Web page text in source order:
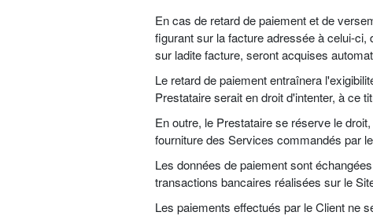
En cas de retard de paiement et de
figurant sur la facture adressée à celui-
sur ladite facture, seront acquises
Le retard de paiement entraînera
Prestataire serait en droit d'intenter, à ce
En outre, le Prestataire se réserve le
fourniture des Services commandés par
Les données de paiement sont
transactions bancaires réalisées sur le
Les paiements effectués par le Client ne